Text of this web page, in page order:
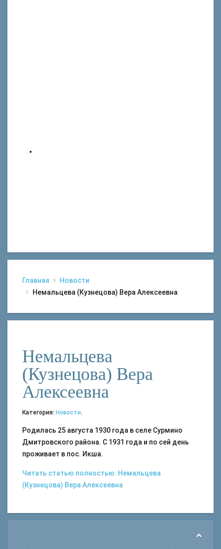
Главная
Новости
Немальцева (Кузнецова) Вера Алексеевна
Немальцева
(Кузнецова) Вера
Алексеевна
Категория: Новости.
Родилась 25 августа 1930 года в селе Сурмино
Дмитровского района. С 1931 года и по сей день
проживает в пос. Икша.
Читать статью полностью: Немальцева
(Кузнецова) Вера Алексеевна